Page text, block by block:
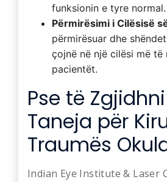
funksionin e tyre normal.
Përmirësimi i Cilësisë
përmirësuar dhe
çojnë në një cilësi më
pacientët.
Pse të
Taneja për
Traumës
Indian Eye Institute & Laser